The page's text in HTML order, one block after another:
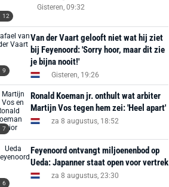
12
Gisteren, 09:32
9
Van der Vaart gelooft niet wat hij ziet
bij Feyenoord: 'Sorry hoor, maar dit zie
je bijna nooit!'
Gisteren, 19:26
7
Ronald Koeman jr. onthult wat arbiter
Martijn Vos tegen hem zei: 'Heel apart'
za 8 augustus, 18:52
6
Feyenoord ontvangt miljoenenbod op
Ueda: Japanner staat open voor vertrek
za 8 augustus, 23:30